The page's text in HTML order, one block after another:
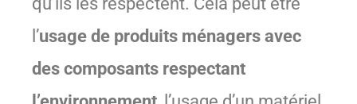
l’usage de produits ménagers avec
des composants respectant